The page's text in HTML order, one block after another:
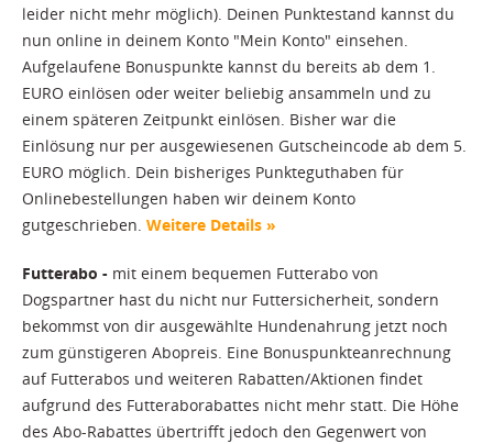
leider nicht mehr möglich). Deinen Punktestand kannst du
nun online in deinem Konto "Mein Konto" einsehen.
Aufgelaufene Bonuspunkte kannst du bereits ab dem 1.
EURO einlösen oder weiter beliebig ansammeln und zu
einem späteren Zeitpunkt einlösen. Bisher war die
Einlösung nur per ausgewiesenen Gutscheincode ab dem 5.
EURO möglich. Dein bisheriges Punkteguthaben für
Onlinebestellungen haben wir deinem Konto
gutgeschrieben. Weitere Details »
Futterabo - mit einem bequemen Futterabo von
Dogspartner hast du nicht nur Futtersicherheit, sondern
bekommst von dir ausgewählte Hundenahrung jetzt noch
zum günstigeren Abopreis. Eine Bonuspunkteanrechnung
auf Futterabos und weiteren Rabatten/Aktionen findet
aufgrund des Futteraborabattes nicht mehr statt. Die Höhe
des Abo-Rabattes übertrifft jedoch den Gegenwert von